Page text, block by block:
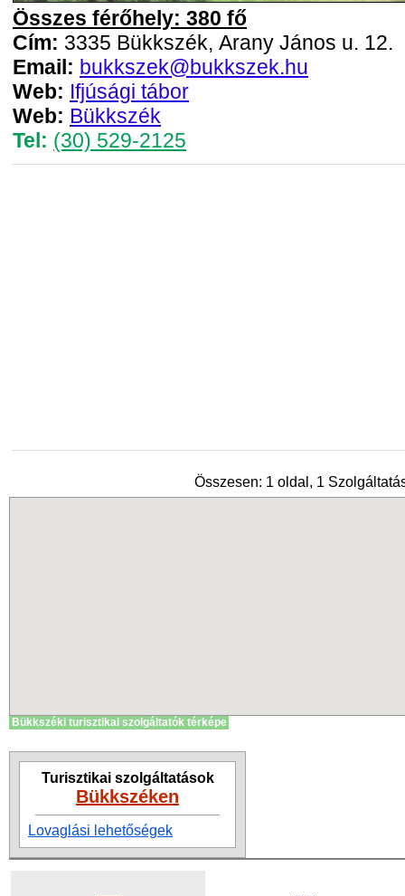
Összes férőhely: 380 fő
Cím: 3335 Bükkszék, Arany János u. 12.
Email: bukkszek@bukkszek.hu
Web: Ifjúsági tábor
Web: Bükkszék
Tel: (30) 529-2125
Összesen: 1 oldal, 1
Bükkszéki turisztikai szolgáltatók térképe
Turisztikai szolgáltatások
Bükkszéken
Lovaglási lehetőségek